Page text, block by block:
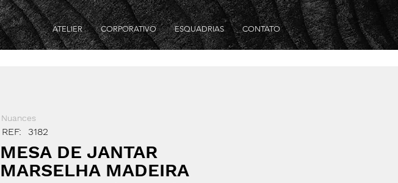
ATELIER CORPORATIVO ESQUADRIAS CONTATO
Nuances
REF: 3182
MESA DE JANTAR
MARSELHA MADEIRA